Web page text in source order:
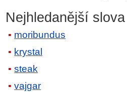
Nejhledanější slova
moribundus
krystal
steak
vajgar